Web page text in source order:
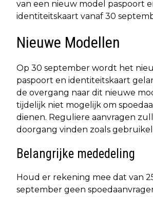
van een nieuw model paspoort
identiteitskaart vanaf 30
Nieuwe Modellen
Op 30 september wordt het
paspoort en identiteitskaart
de overgang naar dit nieuwe
tijdelijk niet mogelijk om
dienen. Reguliere aanvragen
doorgang vinden zoals
Belangrijke mededeling
Houd er rekening mee dat van
september geen